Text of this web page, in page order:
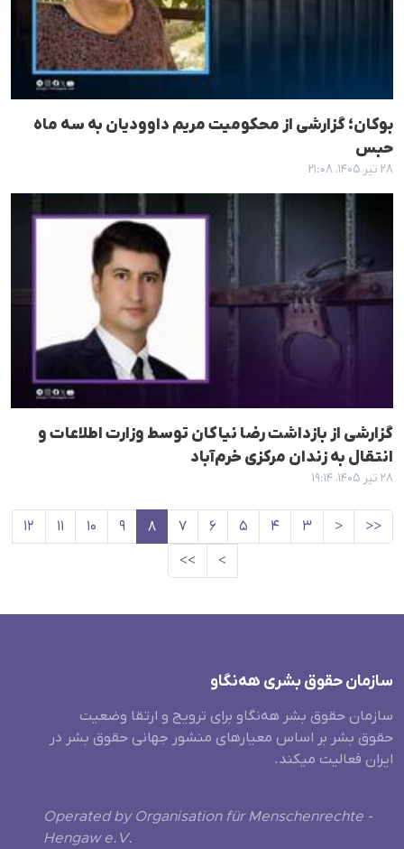
بوکان؛ گزارشی از محکومیت مریم داوودیان به سه ماه
حبس
۲۸ تیر ۱۴۰۵، ۲۱:۰۸
گزارشی از بازداشت رضا نیاکان توسط وزارت اطلاعات و
انتقال به زندان مرکزی خرم‌آباد
۲۸ تیر ۱۴۰۵، ۱۹:۱۴
<<
< ۳ ۴ ۵ ۶ ۷ ۸ ۹ ۱۰ ۱۱
۱۲
>
>>
سازمان حقوق بشری هەنگاو
سازمان حقوق بشر هه‌نگاو برای ترویج و ارتقا وضعیت
حقوق بشر بر اساس معیارهای منشور جهانی حقوق بشر در
ایران فعالیت میکند.
Operated by Organisation für Menschenrechte -
Hengaw e.V.